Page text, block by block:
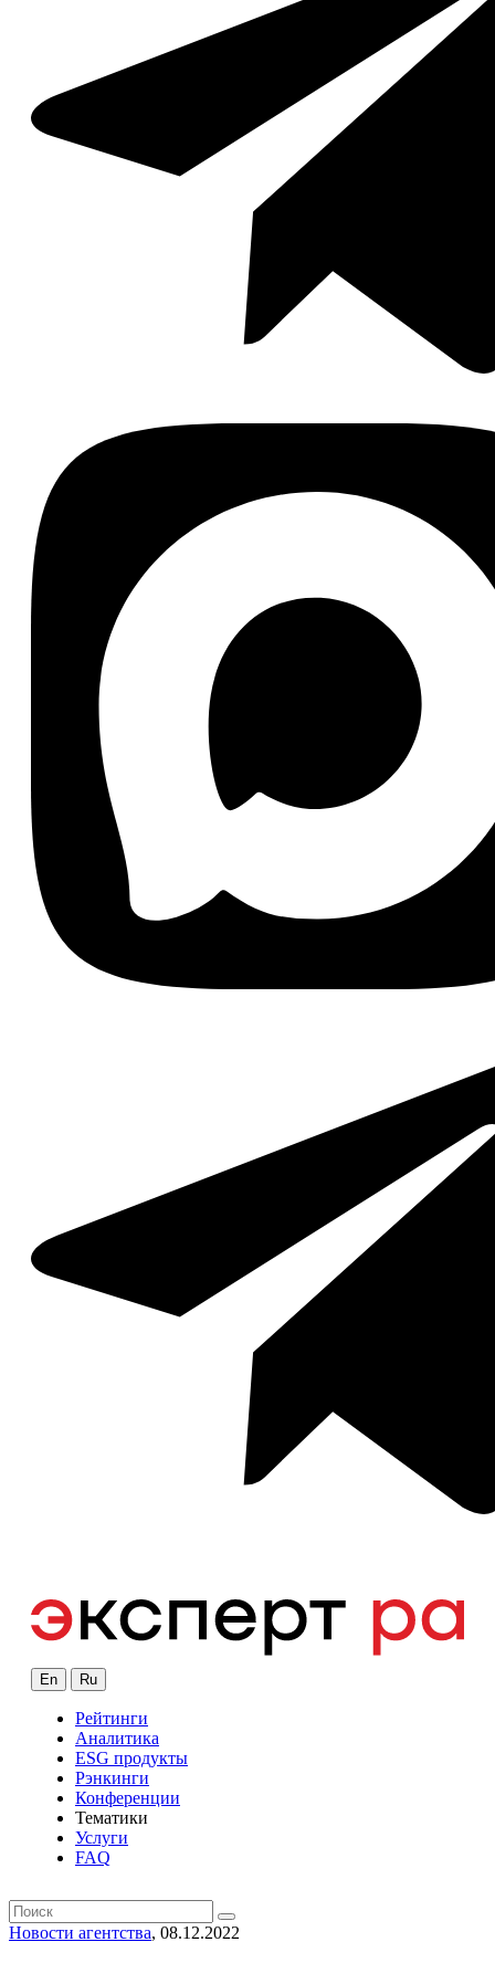
En Ru
Рейтинги
Аналитика
ESG продукты
Рэнкинги
Конференции
Тематики
Услуги
FAQ
Новости агентства, 08.12.2022